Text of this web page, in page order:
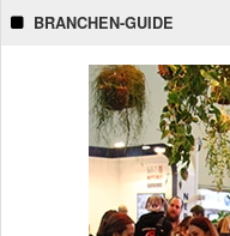
BRANCHEN-GUIDE